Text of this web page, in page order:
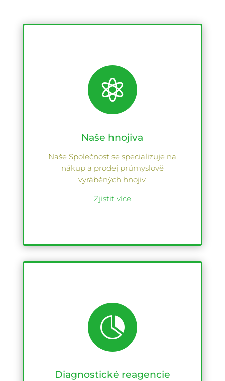

Naše hnojiva
Naše Společnost se specializuje na
nákup a prodej průmyslově
vyráběných hnojiv.
Zjistit více

Diagnostické reagencie